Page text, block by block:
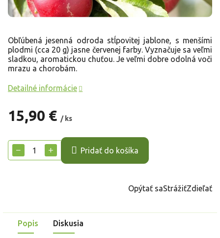
15,90 € / ks
cena:
+
− Pridať do košíka
Obľúbená jesenná odroda stĺpovitej jablone, s menšími
plodmi (cca 20 g) jasne červenej farby. Vyznačuje sa veľmi
sladkou, aromatickou chuťou. Je veľmi dobre odolná voči
mrazu a chorobám.
Detailné informácie
Opýtať saStrážiťZdieľať
Popis Diskusia